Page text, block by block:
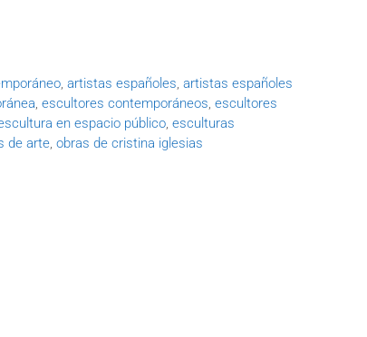
,artistas españoles,artistas españoles
, escultores contemporáneos, escultores
en espacio público, esculturas
de arte, obras de cristina iglesias